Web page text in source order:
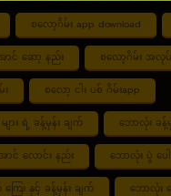
စလော့ဂိမ်း app download
ာင် ဆော့ နည်း စလော့ဂိမ်း အလု
း စလော့ ငါး ပစ် ဂိမ်းapp
ျား ရဲ့ ခန့်မှန်း ချက် ဘောလုံး ခန့်မှ
ာင် လောင်း နည်း ဘောလုံး ပွဲ ပေ
ြေး နှင့် ခန့်မှန်း ချက် ဘောလုံး